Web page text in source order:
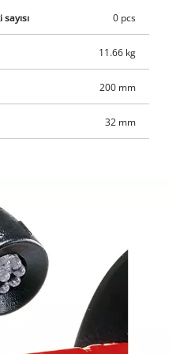
0 pcs
11.66 kg
200 mm
32 mm